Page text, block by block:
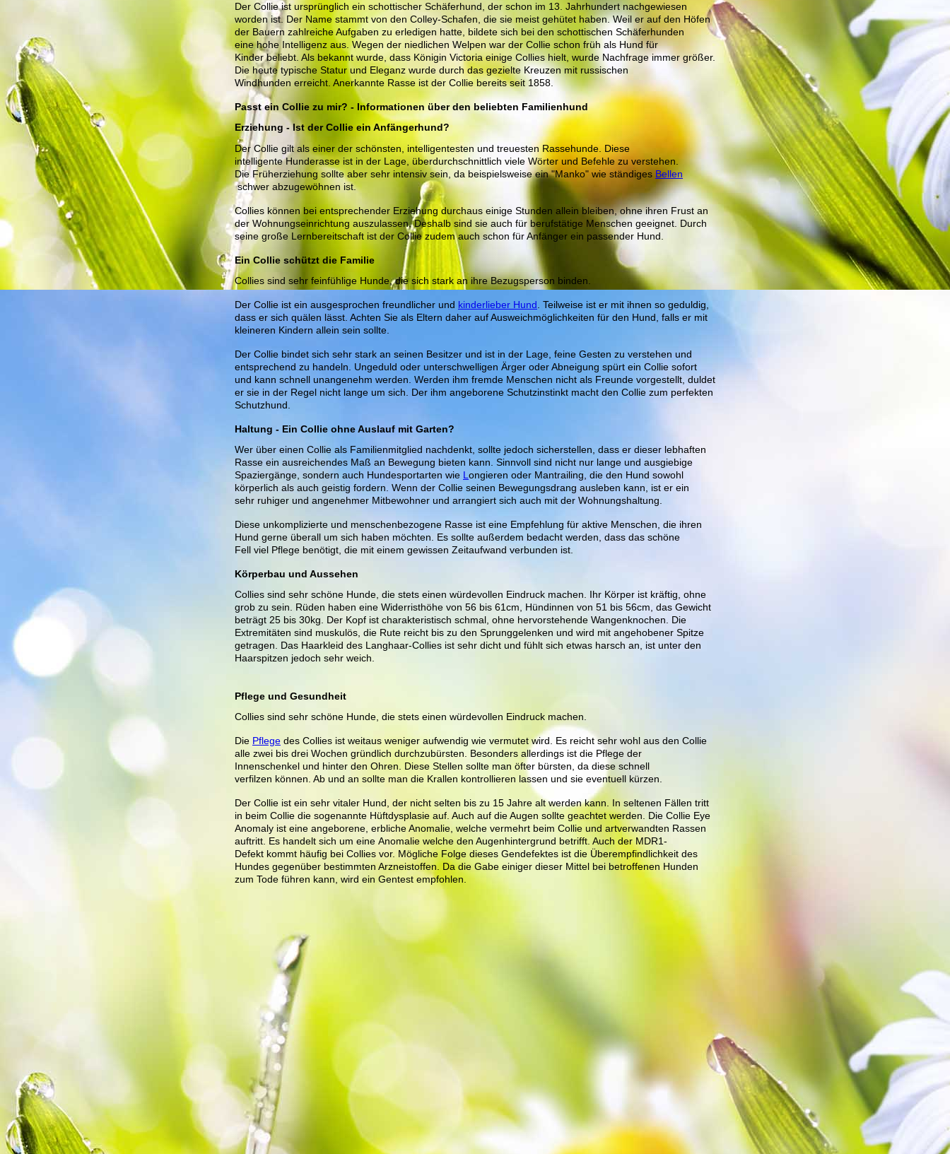
Der Collie ist ursprünglich ein schottischer Schäferhund, der schon im 13. Jahrhundert nachgewiesen
worden ist. Der Name stammt von den Colley-Schafen, die sie meist gehütet haben. Weil er auf den Höfen
der Bauern zahlreiche Aufgaben zu erledigen hatte, bildete sich bei den schottischen Schäferhunden
eine hohe Intelligenz aus. Wegen der niedlichen Welpen war der Collie schon früh als Hund für
Kinder beliebt. Als bekannt wurde, dass Königin Victoria einige Collies hielt, wurde Nachfrage immer größer.
Die heute typische Statur und Eleganz wurde durch das gezielte Kreuzen mit russischen
Windhunden erreicht. Anerkannte Rasse ist der Collie bereits seit 1858.
Passt ein Collie zu mir? - Informationen über den beliebten Familienhund
Erziehung - Ist der Collie ein Anfängerhund?
Der Collie gilt als einer der schönsten, intelligentesten und treuesten Rassehunde. Diese
intelligente Hunderasse ist in der Lage, überdurchschnittlich viele Wörter und Befehle zu verstehen.
Die Früherziehung sollte aber sehr intensiv sein, da beispielsweise ein "Manko" wie ständiges Bellen
schwer abzugewöhnen ist.
Collies können bei entsprechender Erziehung durchaus einige Stunden allein bleiben, ohne ihren Frust an
der Wohnungseinrichtung auszulassen. Deshalb sind sie auch für berufstätige Menschen geeignet. Durch
seine große Lernbereitschaft ist der Collie zudem auch schon für Anfänger ein passender Hund.
Ein Collie schützt die Familie
Collies sind sehr feinfühlige Hunde, die sich stark an ihre Bezugsperson binden.
Der Collie ist ein ausgesprochen freundlicher und kinderlieber Hund . Teilweise ist er mit ihnen so geduldig,
dass er sich quälen lässt. Achten Sie als Eltern daher auf Ausweichmöglichkeiten für den Hund, falls er mit
kleineren Kindern allein sein sollte.
Der Collie bindet sich sehr stark an seinen Besitzer und ist in der Lage, feine Gesten zu verstehen und
entsprechend zu handeln. Ungeduld oder unterschwelligen Ärger oder Abneigung spürt ein Collie sofort
und kann schnell unangenehm werden. Werden ihm fremde Menschen nicht als Freunde vorgestellt, duldet
er sie in der Regel nicht lange um sich. Der ihm angeborene Schutzinstinkt macht den Collie zum perfekten
Schutzhund.
Haltung - Ein Collie ohne Auslauf mit Garten?
Wer über einen Collie als Familienmitglied nachdenkt, sollte jedoch sicherstellen, dass er dieser lebhaften
Rasse ein ausreichendes Maß an Bewegung bieten kann. Sinnvoll sind nicht nur lange und ausgiebige
Spaziergänge, sondern auch Hundesportarten wie L ongieren oder Mantrailing, die den Hund sowohl
körperlich als auch geistig fordern. Wenn der Collie seinen Bewegungsdrang ausleben kann, ist er ein
sehr ruhiger und angenehmer Mitbewohner und arrangiert sich auch mit der Wohnungshaltung.
Diese unkomplizierte und menschenbezogene Rasse ist eine Empfehlung für aktive Menschen, die ihren
Hund gerne überall um sich haben möchten. Es sollte außerdem bedacht werden, dass das schöne
Fell viel Pflege benötigt, die mit einem gewissen Zeitaufwand verbunden ist.
Körperbau und Aussehen
Collies sind sehr schöne Hunde, die stets einen würdevollen Eindruck machen. Ihr Körper ist kräftig, ohne
grob zu sein. Rüden haben eine Widerristhöhe von 56 bis 61cm, Hündinnen von 51 bis 56cm, das Gewicht
beträgt 25 bis 30kg. Der Kopf ist charakteristisch schmal, ohne hervorstehende Wangenknochen. Die
Extremitäten sind muskulös, die Rute reicht bis zu den Sprunggelenken und wird mit angehobener Spitze
getragen. Das Haarkleid des Langhaar-Collies ist sehr dicht und fühlt sich etwas harsch an, ist unter den
Haarspitzen jedoch sehr weich.
Pflege und Gesundheit
Collies sind sehr schöne Hunde, die stets einen würdevollen Eindruck machen.
Die Pflege des Collies ist weitaus weniger aufwendig wie vermutet wird. Es reicht sehr wohl aus den Collie
alle zwei bis drei Wochen gründlich durchzubürsten. Besonders allerdings ist die Pflege der
Innenschenkel und hinter den Ohren. Diese Stellen sollte man öfter bürsten, da diese schnell
verfilzen können. Ab und an sollte man die Krallen kontrollieren lassen und sie eventuell kürzen.
Der Collie ist ein sehr vitaler Hund, der nicht selten bis zu 15 Jahre alt werden kann. In seltenen Fällen tritt
in beim Collie die sogenannte Hüftdysplasie auf. Auch auf die Augen sollte geachtet werden. Die Collie Eye
Anomaly ist eine angeborene, erbliche Anomalie, welche vermehrt beim Collie und artverwandten Rassen
auftritt. Es handelt sich um eine Anomalie welche den Augenhintergrund betrifft. Auch der MDR1-
Defekt kommt häufig bei Collies vor. Mögliche Folge dieses Gendefektes ist die Überempfindlichkeit des
Hundes gegenüber bestimmten Arzneistoffen. Da die Gabe einiger dieser Mittel bei betroffenen Hunden
zum Tode führen kann, wird ein Gentest empfohlen.